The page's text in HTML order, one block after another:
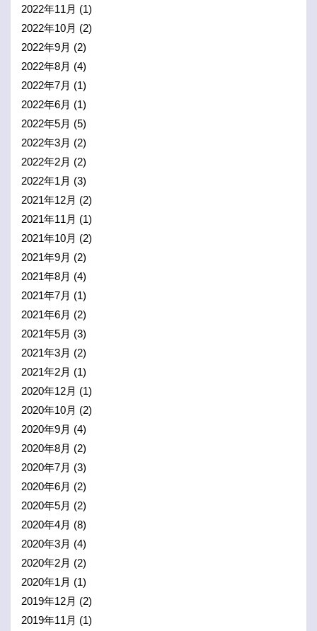
2022年11月 (1)
2022年10月 (2)
2022年9月 (2)
2022年8月 (4)
2022年7月 (1)
2022年6月 (1)
2022年5月 (5)
2022年3月 (2)
2022年2月 (2)
2022年1月 (3)
2021年12月 (2)
2021年11月 (1)
2021年10月 (2)
2021年9月 (2)
2021年8月 (4)
2021年7月 (1)
2021年6月 (2)
2021年5月 (3)
2021年3月 (2)
2021年2月 (1)
2020年12月 (1)
2020年10月 (2)
2020年9月 (4)
2020年8月 (2)
2020年7月 (3)
2020年6月 (2)
2020年5月 (2)
2020年4月 (8)
2020年3月 (4)
2020年2月 (2)
2020年1月 (1)
2019年12月 (2)
2019年11月 (1)